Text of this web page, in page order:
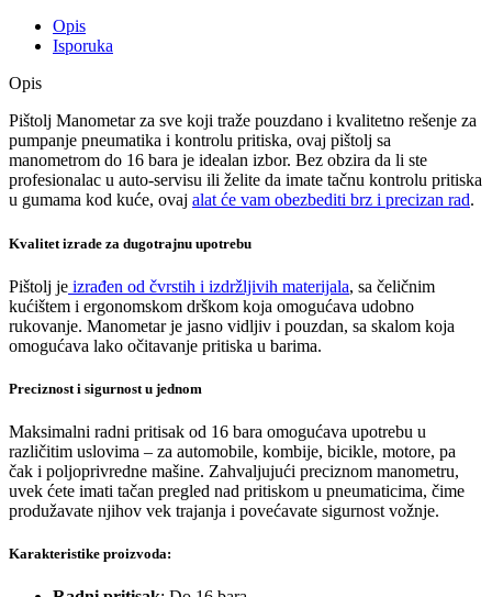
Opis
Isporuka
Opis
Pištolj Manometar za sve koji traže pouzdano i kvalitetno rešenje za
pumpanje pneumatika i kontrolu pritiska, ovaj pištolj sa
manometrom do 16 bara je idealan izbor. Bez obzira da li ste
profesionalac u auto-servisu ili želite da imate tačnu kontrolu pritiska
u gumama kod kuće, ovaj alat će vam obezbediti brz i precizan rad.
Kvalitet izrade za dugotrajnu upotrebu
Pištolj je izrađen od čvrstih i izdržljivih materijala, sa čeličnim
kućištem i ergonomskom drškom koja omogućava udobno
rukovanje. Manometar je jasno vidljiv i pouzdan, sa skalom koja
omogućava lako očitavanje pritiska u barima.
Preciznost i sigurnost u jednom
Maksimalni radni pritisak od 16 bara omogućava upotrebu u
različitim uslovima – za automobile, kombije, bicikle, motore, pa
čak i poljoprivredne mašine. Zahvaljujući preciznom manometru,
uvek ćete imati tačan pregled nad pritiskom u pneumaticima, čime
produžavate njihov vek trajanja i povećavate sigurnost vožnje.
Karakteristike proizvoda: